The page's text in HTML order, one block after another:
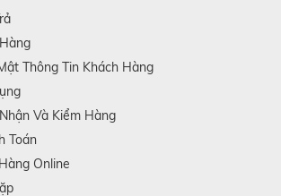
vai gáy KATA MS8
vô cùng hiệu quả. KATA MS8 được
nghệ massage 4D, mô phỏng
người, giúp:
vào nhóm cơ
cảm giác đau mỏi
Thông Tin Khách Hàng
Và Kiểm Hàng
Toán
Online